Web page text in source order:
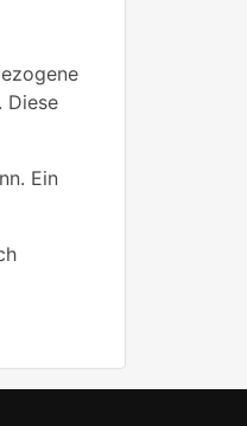
Diese
Ein